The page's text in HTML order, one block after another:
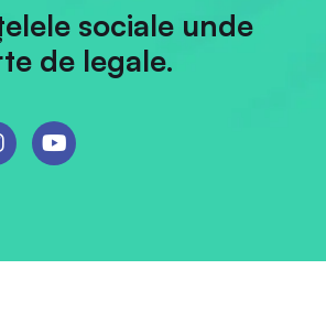
sociale unde
de legale.